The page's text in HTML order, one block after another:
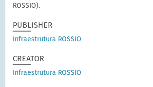
ROSSIO).
PUBLISHER
Infraestrutura ROSSIO
CREATOR
Infraestrutura ROSSIO